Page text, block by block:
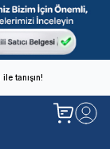
tanışın!